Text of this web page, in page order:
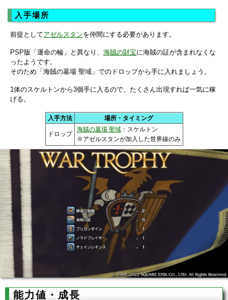
入手場所
前提としてアゼルスタンを仲間にする必要があります。
PSP版「運命の輪」と異なり、 海賊の財宝に海賊の証が含まれなくな
ったようです。
そのため「海賊の墓場 聖域」でのドロップから手に入れましょう。
1体のスケルトンから3個手に入るので、たくさん出現すれば一気に稼
げる。
入手方法 場所・タイミング
ドロップ
海賊の墓場 聖域：スケルトン
※アゼルスタンが加入した世界線のみ
能力値・成長